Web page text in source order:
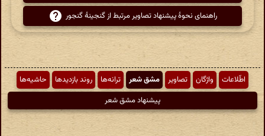
راهنمای نحوهٔ پیشنهاد تصاویر مرتبط از گنجینهٔ گنجور
اطّلاعات واژگان تصاویر مشق شعر ترانه‌ها روند بازدیدها
حاشیه‌ها
پیشنهاد مشق شعر